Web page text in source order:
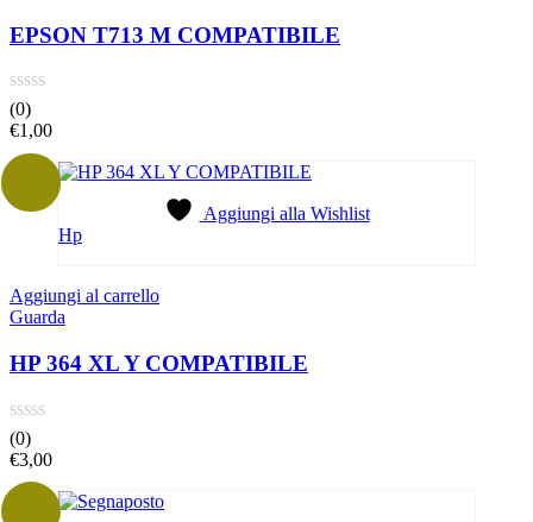
EPSON T713 M COMPATIBILE
(0)
€1,00
Aggiungi alla Wishlist
Hp
Aggiungi al carrello
Guarda
HP 364 XL Y COMPATIBILE
(0)
€3,00